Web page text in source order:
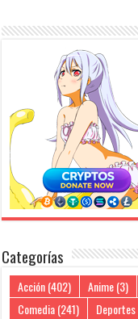
Categorías
Acción(402) Anime(3)
Comedia(241) Deportes